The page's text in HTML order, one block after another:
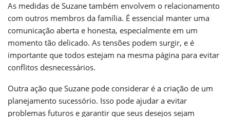
As medidas de Suzane também envolvem o relacionamento
com outros membros da família. É essencial manter uma
comunicação aberta e honesta, especialmente em um
momento tão delicado. As tensões podem surgir, e é
importante que todos estejam na mesma página para evitar
conflitos desnecessários.
Outra ação que Suzane pode considerar é a criação de um
planejamento sucessório. Isso pode ajudar a evitar
problemas futuros e garantir que seus desejos sejam